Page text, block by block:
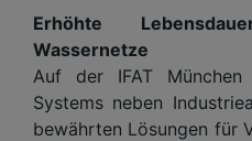
Erhöhte
Wassernetze
Auf der IFAT
Systems neben
bewährten Lösungen für